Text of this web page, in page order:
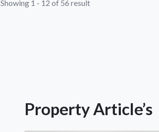
Showing 1 - 12 of 56 result
Property Article’s